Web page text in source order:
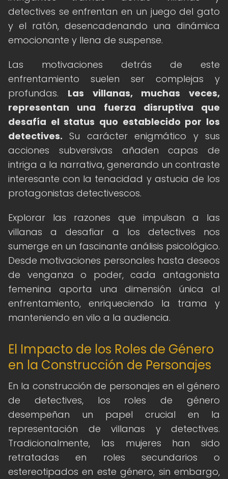
detectives se enfrentan en un juego del gato
y el ratón, desencadenando una dinámica
emocionante y llena de suspense.
Las motivaciones detrás de este
enfrentamiento suelen ser complejas y
profundas. Las villanas, muchas veces,
representan una fuerza disruptiva que
desafía el status quo establecido por los
detectives. Su carácter enigmático y sus
acciones subversivas añaden capas de
intriga a la narrativa, generando un contraste
interesante con la tenacidad y astucia de los
protagonistas detectivescos.
Explorar las razones que impulsan a las
villanas a desafiar a los detectives nos
sumerge en un fascinante análisis psicológico.
Desde motivaciones personales hasta deseos
de venganza o poder, cada antagonista
femenina aporta una dimensión única al
enfrentamiento, enriqueciendo la trama y
manteniendo en vilo a la audiencia.
El Impacto de los Roles de Género
en la Construcción de Personajes
En la construcción de personajes en el género
de detectives, los roles de género
desempeñan un papel crucial en la
representación de villanas y detectives.
Tradicionalmente, las mujeres han sido
retratadas en roles secundarios o
estereotipados en este género, sin embargo,